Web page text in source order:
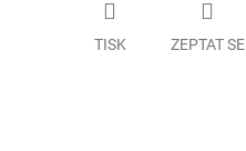
TISK ZEPTAT SE